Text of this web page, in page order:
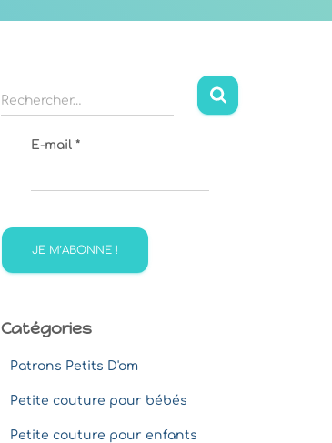
R
e
h
r
Rechercher…
E-mail *
Catégories
Patrons Petits D'om
Petite couture pour bébés
Petite couture pour enfants